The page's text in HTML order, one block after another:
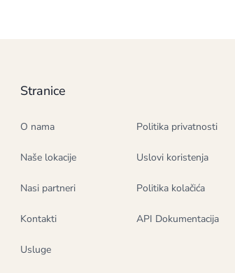
Stranice
O nama
Naše lokacije
Nasi partneri
Kontakti
Usluge
Politika privatnosti
Uslovi koristenja
Politika kolačića
API Dokumentacija